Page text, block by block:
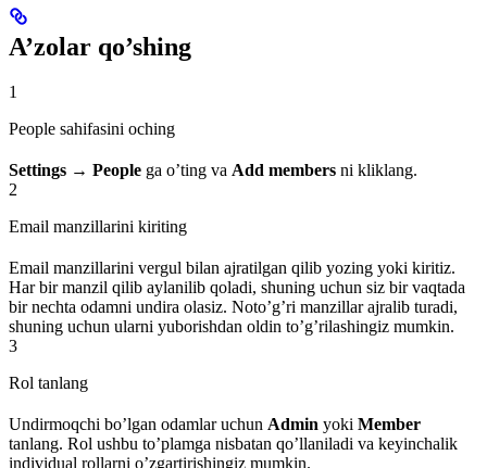
A’zolar qo’shing
1
People sahifasini oching
Settings → People ga o’ting va Add members ni kliklang.
2
Email manzillarini kiriting
Email manzillarini vergul bilan ajratilgan qilib yozing yoki kiritiz.
Har bir manzil qilib aylanilib qoladi, shuning uchun siz bir vaqtada
bir nechta odamni undira olasiz. Noto’g’ri manzillar ajralib turadi,
shuning uchun ularni yuborishdan oldin to’g’rilashingiz mumkin.
3
Rol tanlang
Undirmoqchi bo’lgan odamlar uchun Admin yoki Member
tanlang. Rol ushbu to’plamga nisbatan qo’llaniladi va keyinchalik
individual rollarni o’zgartirishingiz mumkin.